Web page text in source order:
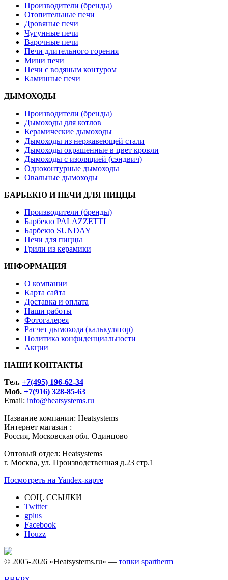
Производители (бренды)
Отопительные печи
Дровяные печи
Чугунные печи
Варочные печи
Печи длительного горения
Мини печи
Печи с водяным контуром
Каминные печи
ДЫМОХОДЫ
Производители (бренды)
Дымоходы для котлов
Керамические дымоходы
Дымоходы из нержавеющей стали
Дымоходы окрашенные в цвет кровли
Дымоходы с изоляцией (сэндвич)
Одноконтурные дымоходы
Овальные дымоходы
БАРБЕКЮ И ПЕЧИ ДЛЯ ПИЦЦЫ
Производители (бренды)
Барбекю PALAZZETTI
Барбекю SUNDAY
Печи для пиццы
Грили из керамики
ИНФОРМАЦИЯ
О компании
Карта сайта
Доставка и оплата
Наши работы
Фотогалерея
Расчет дымохода (калькулятор)
Политика конфиденциальности
Акции
НАШИ КОНТАКТЫ
Tел. +7(495) 196-62-34
Моб. +7(916) 328-85-63
Email: info@heatsystems.ru
Название компании: Heatsystems
Интернет магазин :
Россия, Московская обл. Одинцово
Оптовый отдел: Heatsystems
г. Москва, ул. Производственная д.23 стр.1
Посмотреть на Yandex-карте
СОЦ. ССЫЛКИ
Twitter
gplus
Facebook
Houzz
© 2005-2026 «Heatsystems.ru» — топки spartherm